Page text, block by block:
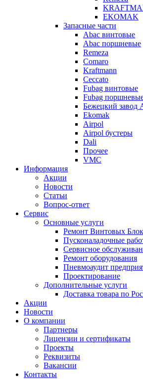
EKOMAK
Запасные части
Abac винтовые
Abac поршневые
Remeza
Comaro
Kraftmann
Ceccato
Fubag винтовые
Fubag
Бежецкий завод
Ekomak
Airpol
Airpol бустеры
Dali
Прочее
VMC
Информация
Акции
Новости
Статьи
Вопрос-ответ
Сервис
Основные услуги
Ремонт Винтовых
Пусконаладочные
Сервисное
Ремонт оборудования
Пневмоаудит
Проектирование
Дополнительные услуги
Доставка товара по
Акции
Новости
О компании
Партнеры
Лицензии и сертификаты
Проекты
Реквизиты
Вакансии
Контакты